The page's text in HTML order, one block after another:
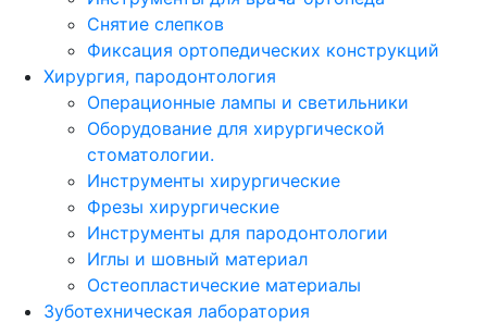
Снятие слепков
Фиксация ортопедических конструкций
Хирургия, пародонтология
Операционные лампы и светильники
Оборудование для хирургической
стоматологии.
Инструменты хирургические
Фрезы хирургические
Инструменты для пародонтологии
Иглы и шовный материал
Остеопластические материалы
Зуботехническая лаборатория